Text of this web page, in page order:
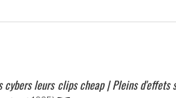
leurs clips cheap | Pleins